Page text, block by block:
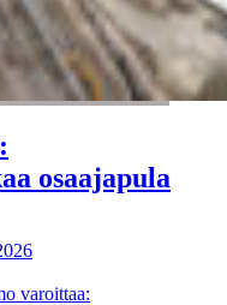
osaajapula
varoittaa: